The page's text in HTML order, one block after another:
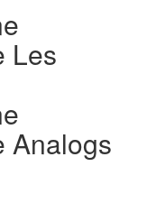
Les
Analogs